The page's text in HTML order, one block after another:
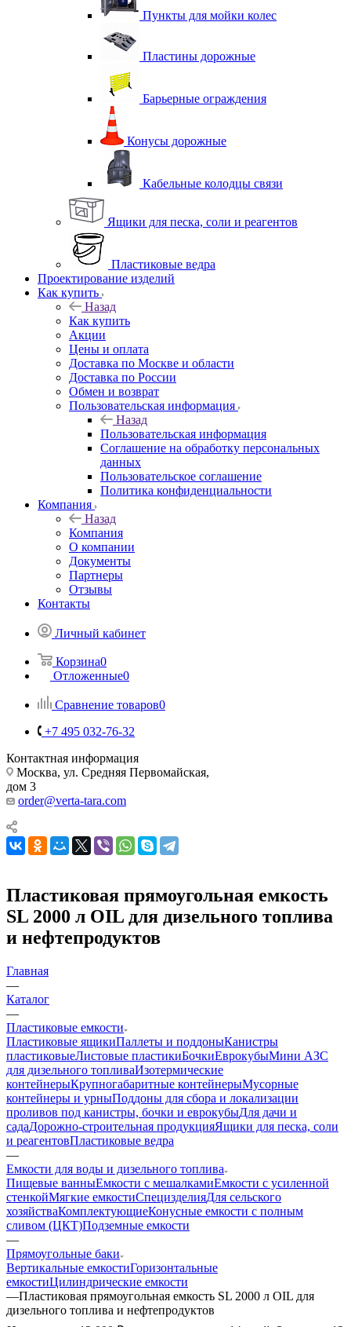
Пункты для мойки колес
Пластины дорожные
Барьерные ограждения
Конусы дорожные
Кабельные колодцы связи
Ящики для песка, соли и реагентов
Пластиковые ведра
Проектирование изделий
Как купить
Назад
Как купить
Акции
Цены и оплата
Доставка по Москве и области
Доставка по России
Обмен и возврат
Пользовательская информация
Назад
Пользовательская информация
Соглашение на обработку персональных
данных
Пользовательское соглашение
Политика конфиденциальности
Компания
Назад
Компания
О компании
Документы
Партнеры
Отзывы
Контакты
Личный кабинет
Корзина0
Отложенные0
Сравнение товаров0
+7 495 032-76-32
Контактная информация
Москва, ул. Средняя Первомайская,
дом 3
order@verta-tara.com
Пластиковая прямоугольная емкость
SL 2000 л OIL для дизельного топлива
и нефтепродуктов
Главная
—
Каталог
—
Пластиковые емкости
Пластиковые ящикиПаллеты и поддоныКанистры
пластиковыеЛистовые пластикиБочкиЕврокубыМини АЗС
для дизельного топливаИзотермические
контейнерыКрупногабаритные контейнерыМусорные
контейнеры и урныПоддоны для сбора и локализации
проливов под канистры, бочки и еврокубыДля дачи и
садаДорожно-строительная продукцияЯщики для песка, соли
и реагентовПластиковые ведра
—
Емкости для воды и дизельного топлива
Пищевые ванныЕмкости с мешалкамиЕмкости с усиленной
стенкойМягкие емкостиСпецизделияДля сельского
хозяйстваКомплектующиеКонусные емкости с полным
сливом (ЦКТ)Подземные емкости
—
Прямоугольные баки
Вертикальные емкостиГоризонтальные
емкостиЦилиндрические емкости
—Пластиковая прямоугольная емкость SL 2000 л OIL для
дизельного топлива и нефтепродуктов